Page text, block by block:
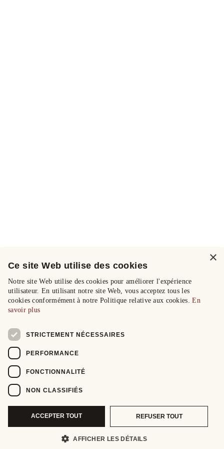
×
Ce site Web utilise des cookies
Notre site Web utilise des cookies pour améliorer l'expérience
utilisateur. En utilisant notre site Web, vous acceptez tous les
cookies conformément à notre Politique relative aux cookies.En
savoir plus
STRICTEMENT NÉCESSAIRES
PERFORMANCE
FONCTIONNALITÉ
NON CLASSIFIÉS
ACCEPTER TOUT REFUSER TOUT
AFFICHER LES DÉTAILS